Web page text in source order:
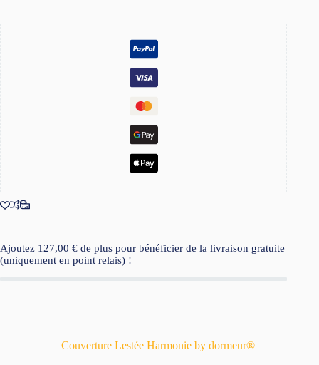
Ajoutez 127,00 € de plus pour bénéficier de la livraison gratuite
(uniquement en point relais) !
Couverture Lestée Harmonie by dormeur®